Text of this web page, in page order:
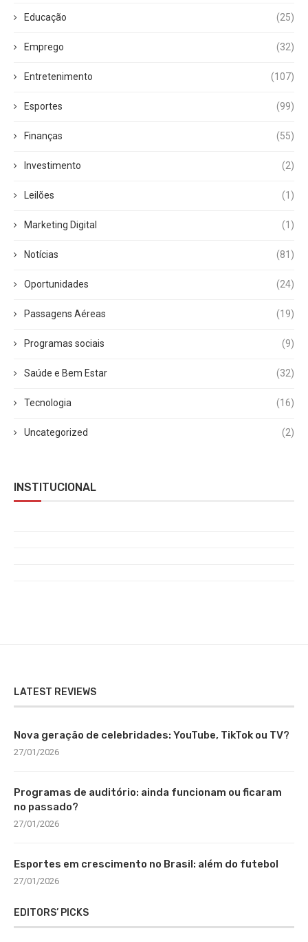
Educação (25)
Emprego (32)
Entretenimento (107)
Esportes (99)
Finanças (55)
Investimento (2)
Leilões (1)
Marketing Digital (1)
Notícias (81)
Oportunidades (24)
Passagens Aéreas (19)
Programas sociais (9)
Saúde e Bem Estar (32)
Tecnologia (16)
Uncategorized (2)
INSTITUCIONAL
LATEST REVIEWS
Nova geração de celebridades: YouTube, TikTok ou TV?
27/01/2026
Programas de auditório: ainda funcionam ou ficaram
no passado?
27/01/2026
Esportes em crescimento no Brasil: além do futebol
27/01/2026
EDITORS’ PICKS